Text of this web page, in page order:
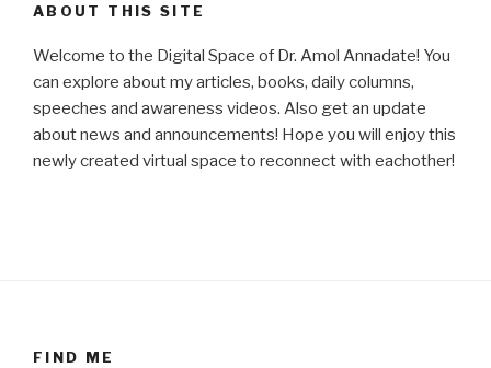
ABOUT THIS SITE
Welcome to the Digital Space of Dr. Amol Annadate! You
can explore about my articles, books, daily columns,
speeches and awareness videos. Also get an update
about news and announcements! Hope you will enjoy this
newly created virtual space to reconnect with eachother!
FIND ME